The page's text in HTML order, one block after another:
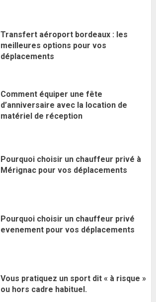
Transfert aéroport bordeaux : les
meilleures options pour vos
déplacements
Comment équiper une fête
d’anniversaire avec la location de
matériel de réception
Pourquoi choisir un chauffeur privé à
Mérignac pour vos déplacements
Pourquoi choisir un chauffeur privé
evenement pour vos déplacements
Vous pratiquez un sport dit « à risque »
ou hors cadre habituel.